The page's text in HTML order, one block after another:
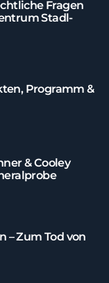
Fragen
Stadl-
Programm &
& Cooley
– Zum Tod von